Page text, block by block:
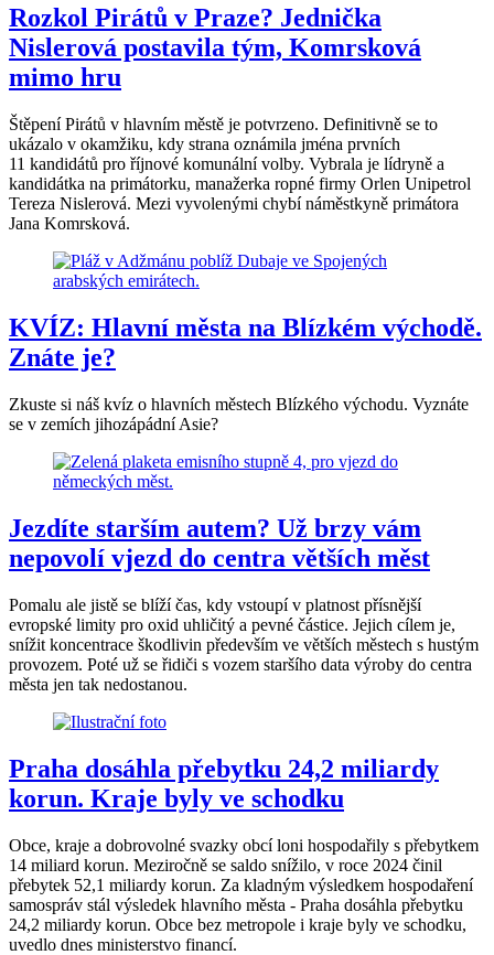
Rozkol Pirátů v Praze? Jednička
Nislerová postavila tým, Komrsková
mimo hru
Štěpení Pirátů v hlavním městě je potvrzeno. Definitivně se to
ukázalo v okamžiku, kdy strana oznámila jména prvních
11 kandidátů pro říjnové komunální volby. Vybrala je lídryně a
kandidátka na primátorku, manažerka ropné firmy Orlen Unipetrol
Tereza Nislerová. Mezi vyvolenými chybí náměstkyně primátora
Jana Komrsková.
KVÍZ: Hlavní města na Blízkém východě.
Znáte je?
Zkuste si náš kvíz o hlavních městech Blízkého východu. Vyznáte
se v zemích jihozápádní Asie?
Jezdíte starším autem? Už brzy vám
nepovolí vjezd do centra větších měst
Pomalu ale jistě se blíží čas, kdy vstoupí v platnost přísnější
evropské limity pro oxid uhličitý a pevné částice. Jejich cílem je,
snížit koncentrace škodlivin především ve větších městech s hustým
provozem. Poté už se řidiči s vozem staršího data výroby do centra
města jen tak nedostanou.
Praha dosáhla přebytku 24,2 miliardy
korun. Kraje byly ve schodku
Obce, kraje a dobrovolné svazky obcí loni hospodařily s přebytkem
14 miliard korun. Meziročně se saldo snížilo, v roce 2024 činil
přebytek 52,1 miliardy korun. Za kladným výsledkem hospodaření
samospráv stál výsledek hlavního města - Praha dosáhla přebytku
24,2 miliardy korun. Obce bez metropole i kraje byly ve schodku,
uvedlo dnes ministerstvo financí.